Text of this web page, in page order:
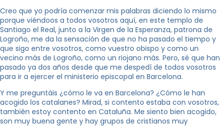
Creo que yo podría comenzar mis palabras diciendo lo mismo
porque viéndoos a todos vosotros aquí, en este templo de
Santiago el Real, junto a la Virgen de la Esperanza, patrona de
Logroño, me da la sensación de que no ha pasado el tiempo y
que sigo entre vosotros, como vuestro obispo y como un
vecino más de Logroño, como un riojano más. Pero, sé que han
pasado ya dos años desde que me despedí de todos vosotros
para ir a ejercer el ministerio episcopal en Barcelona.
Y me preguntáis ¿cómo le va en Barcelona? ¿Cómo le han
acogido los catalanes? Mirad, si contento estaba con vosotros,
también estoy contento en Cataluña. Me siento bien acogido,
son muy buena gente y hay grupos de cristianos muy